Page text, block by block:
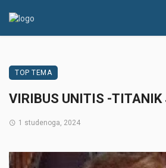
TOP TEMA
VIRIBUS UNITIS -
1 studenoga, 2024